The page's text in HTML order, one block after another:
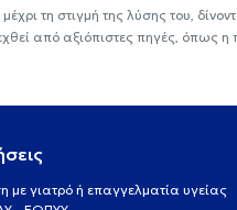
τη στιγμή της λύσης του,
από αξιόπιστες πηγές, όπως
με γιατρό ή επαγγελματία υγείας